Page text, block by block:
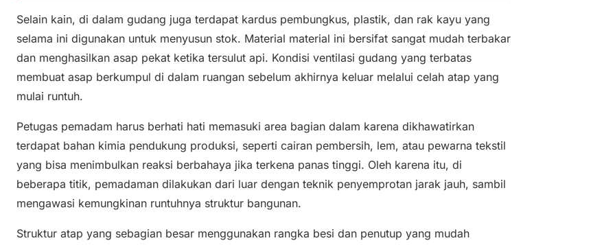
Selain kain, di dalam gudang juga terdapat kardus pembungkus, plastik, dan rak kayu yang
selama ini digunakan untuk menyusun stok. Material material ini bersifat sangat mudah terbakar
dan menghasilkan asap pekat ketika tersulut api. Kondisi ventilasi gudang yang terbatas
membuat asap berkumpul di dalam ruangan sebelum akhirnya keluar melalui celah atap yang
mulai runtuh.
Petugas pemadam harus berhati hati memasuki area bagian dalam karena dikhawatirkan
terdapat bahan kimia pendukung produksi, seperti cairan pembersih, lem, atau pewarna tekstil
yang bisa menimbulkan reaksi berbahaya jika terkena panas tinggi. Oleh karena itu, di
beberapa titik, pemadaman dilakukan dari luar dengan teknik penyemprotan jarak jauh, sambil
mengawasi kemungkinan runtuhnya struktur bangunan.
Struktur atap yang sebagian besar menggunakan rangka besi dan penutup yang mudah